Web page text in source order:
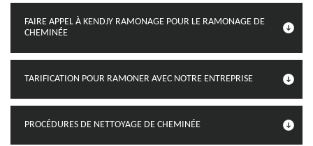
FAIRE APPEL À KENDJY RAMONAGE POUR LE RAMONAGE DE
CHEMINÉE
TARIFICATION POUR RAMONER AVEC NOTRE ENTREPRISE
PROCÉDURES DE NETTOYAGE DE CHEMINÉE